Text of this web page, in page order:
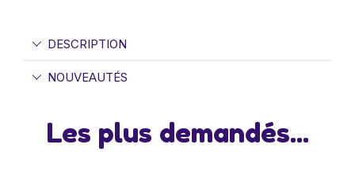
DESCRIPTION
NOUVEAUTÉS
Les plus demandés...